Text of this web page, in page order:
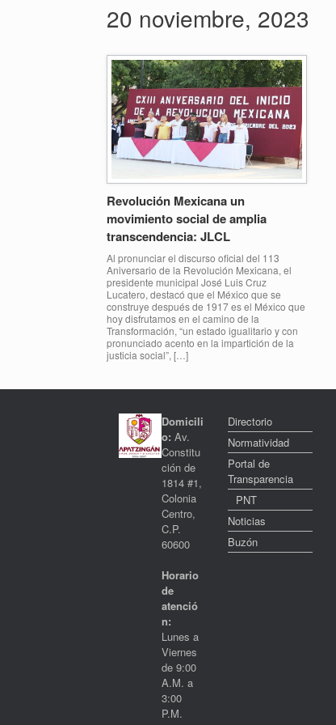
20 noviembre, 2023
Revolución Mexicana un
movimiento social de amplia
transcendencia: JLCL
Al pronunciar el discurso oficial del 113
Aniversario de la Revolución Mexicana, el
presidente municipal José Luis Cruz
Lucatero, destacó que el México que se
construye después de 1917 es el México que
hoy disfrutamos en el camino de la
Transformación, “un estado igualitario y con
pronunciado acento en la impartición de la
justicia social”, […]
Domicili
o: Av.
Constitu
ción de
1814 #1,
Colonia
Centro,
C.P.
60600
Horario
de
atenció
n:
Lunes a
Viernes
de 9:00
A.M. a
3:00
P.M.
Directorio
Normatividad
Portal de
Transparencia
PNT
Noticias
Buzón